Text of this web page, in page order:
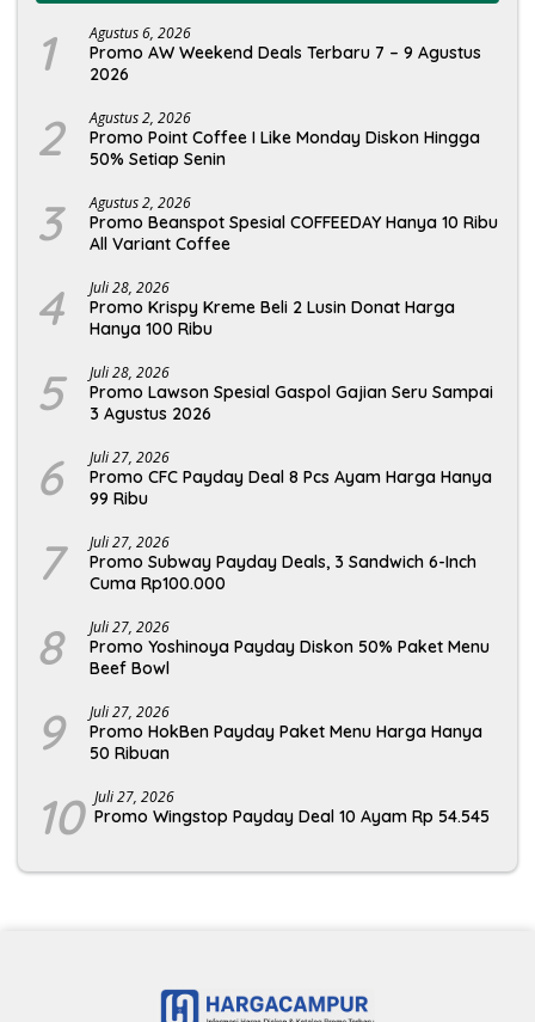
1 Agustus 6, 2026
Promo AW Weekend Deals Terbaru 7 – 9 Agustus
2026
2 Agustus 2, 2026
Promo Point Coffee I Like Monday Diskon Hingga
50% Setiap Senin
3 Agustus 2, 2026
Promo Beanspot Spesial COFFEEDAY Hanya 10 Ribu
All Variant Coffee
4 Juli 28, 2026
Promo Krispy Kreme Beli 2 Lusin Donat Harga
Hanya 100 Ribu
5 Juli 28, 2026
Promo Lawson Spesial Gaspol Gajian Seru Sampai
3 Agustus 2026
6 Juli 27, 2026
Promo CFC Payday Deal 8 Pcs Ayam Harga Hanya
99 Ribu
7 Juli 27, 2026
Promo Subway Payday Deals, 3 Sandwich 6-Inch
Cuma Rp100.000
8 Juli 27, 2026
Promo Yoshinoya Payday Diskon 50% Paket Menu
Beef Bowl
9 Juli 27, 2026
Promo HokBen Payday Paket Menu Harga Hanya
50 Ribuan
10 Juli 27, 2026
Promo Wingstop Payday Deal 10 Ayam Rp 54.545